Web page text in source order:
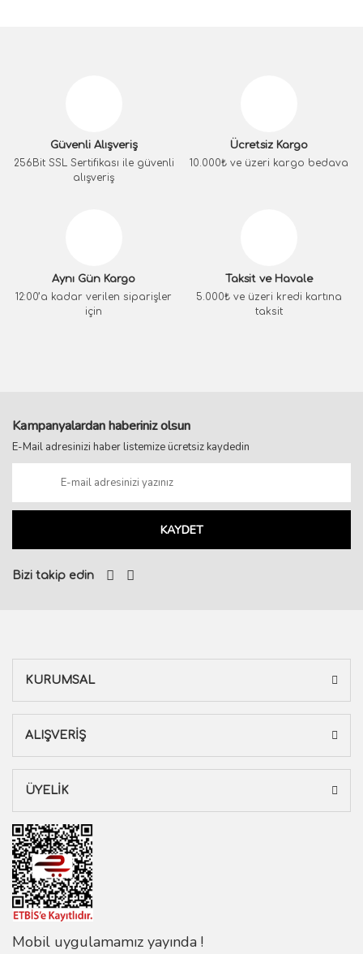
Güvenli Alışveriş
256Bit SSL Sertifikası ile güvenli
alışveriş
Ücretsiz Kargo
10.000₺ ve üzeri kargo bedava
Aynı Gün Kargo
12:00’a kadar verilen siparişler
için
Taksit ve Havale
5.000₺ ve üzeri kredi kartına
taksit
Kampanyalardan haberiniz olsun
E-Mail adresinizi haber listemize ücretsiz kaydedin
KAYDET
Bizi takip edin
KURUMSAL
ALIŞVERİŞ
ÜYELİK
Mobil uygulamamız yayında !